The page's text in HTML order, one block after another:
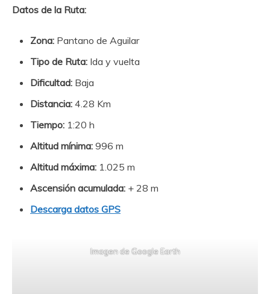
Datos de la Ruta:
Zona: Pantano de Aguilar
Tipo de Ruta: Ida y vuelta
Dificultad: Baja
Distancia: 4.28 Km
Tiempo: 1:20 h
Altitud mínima: 996 m
Altitud máxima: 1.025 m
Ascensión acumulada: + 28 m
Descarga datos GPS
Imagen de Google Earth